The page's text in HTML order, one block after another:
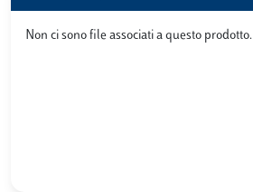
Non ci sono file associati a questo prodotto.